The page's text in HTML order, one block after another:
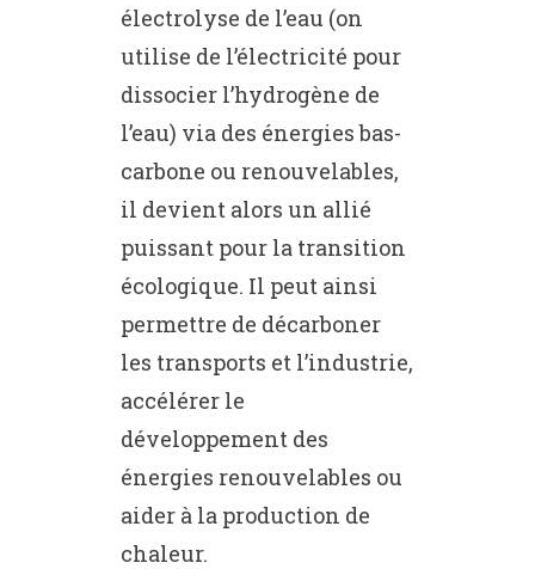
électrolyse de l’eau (on
utilise de l’électricité pour
dissocier l’hydrogène de
l’eau) via des énergies bas-
carbone ou renouvelables,
il devient alors un allié
puissant pour la transition
écologique. Il peut ainsi
permettre de décarboner
les transports et l’industrie,
accélérer le
développement des
énergies renouvelables ou
aider à la production de
chaleur.